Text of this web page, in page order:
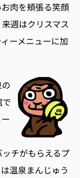
肉を頬張る笑顔
週はクリスマス
ーメニューに加
チがもらえるプ
温泉まんじゅう